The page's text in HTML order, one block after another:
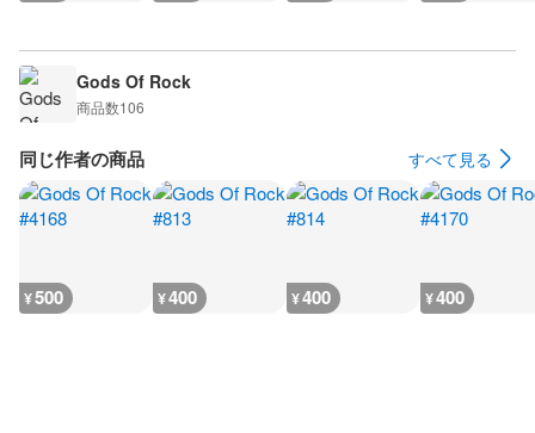
Gods Of Rock
商品数106
同じ作者の商品 すべて見る
¥500 ¥400 ¥400 ¥400